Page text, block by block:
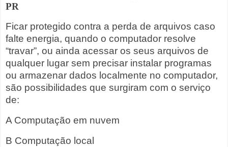
PR
Ficar protegido contra a perda de arquivos caso
falte energia, quando o computador resolve
“travar”, ou ainda acessar os seus arquivos de
qualquer lugar sem precisar instalar programas
ou armazenar dados localmente no computador,
são possibilidades que surgiram com o serviço
de:
A Computação em nuvem
B Computação local